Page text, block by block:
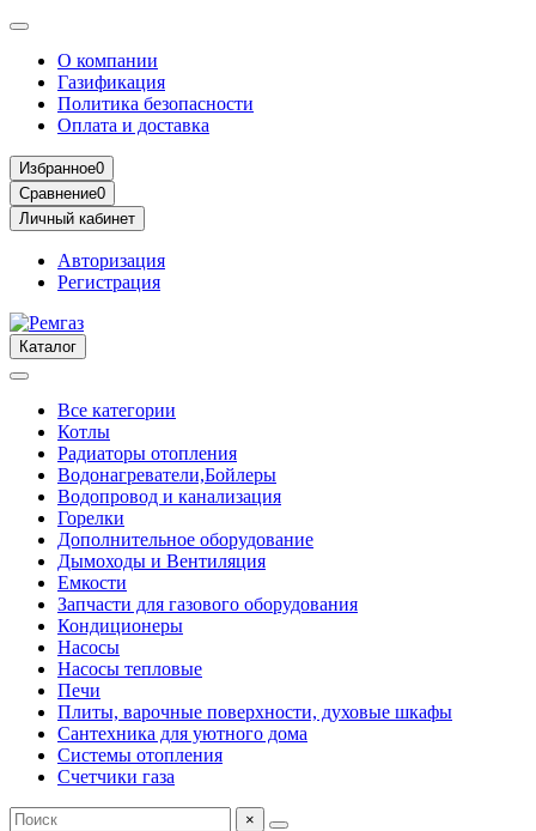
О компании
Газификация
Политика безопасности
Оплата и доставка
Избранное0
Сравнение0
Личный кабинет
Авторизация
Регистрация
Каталог
Все категории
Котлы
Радиаторы отопления
Водонагреватели,Бойлеры
Водопровод и канализация
Горелки
Дополнительное оборудование
Дымоходы и Вентиляция
Емкости
Запчасти для газового оборудования
Кондиционеры
Насосы
Насосы тепловые
Печи
Плиты, варочные поверхности, духовые шкафы
Сантехника для уютного дома
Системы отопления
Счетчики газа
×